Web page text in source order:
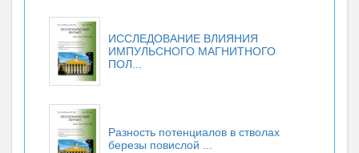
ИССЛЕДОВАНИЕ ВЛИЯНИЯ
ИМПУЛЬСНОГО МАГНИТНОГО
ПОЛ...
Разность потенциалов в стволах
березы повислой ...